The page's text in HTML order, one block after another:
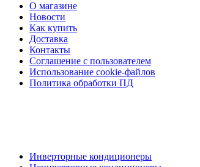
О магазине
Новости
Как купить
Доставка
Контакты
Соглашение с пользователем
Использование cookie-файлов
Политика обработки ПД
Инверторные кондиционеры